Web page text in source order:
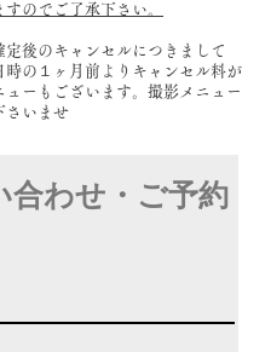
のでご了承下さい。
定後のキャンセルにつきまして
時の１ヶ月前よりキャンセル料が
ューもございます。撮影メニュー
さいませ
合わせ・ご予約